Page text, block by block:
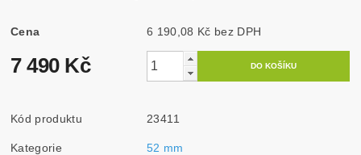
Cena 6 190,08 Kč bez DPH
7 490 Kč
Kód produktu 23411
Kategorie 52 mm